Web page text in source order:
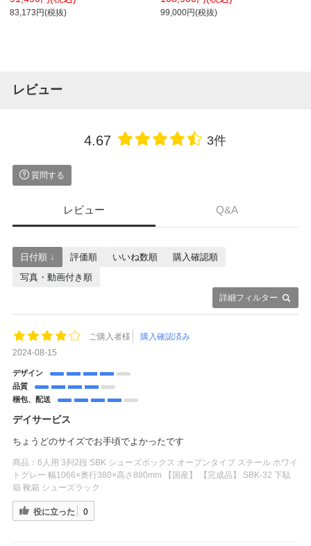
83,173円(税抜) 99,000円(税抜)
レビュー
4.67 3件
質問する
レビュー Q&A
詳細フィルター
日付順 ↓ 評価順 いいね数順
購入確認順
写真・動画付き順
ご購入者様
購入確認済み
2024-08-15
デザイン
品質
梱包、配送
デイサービス
ちょうどのサイズでお手頃でよかったです
商品： 6人用 3列2段 SBK シューズボックス オープンタイプ スチール ホワイ
トグレー 幅1066×奥行380×高さ880mm 【国産】 【完成品】 SBK-32 下駄
箱 靴箱 シューズラック
役に立った 0